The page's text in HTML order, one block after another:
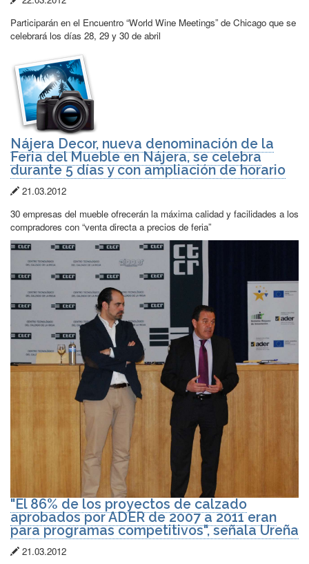
de
publicación:
Participarán en el Encuentro “World Wine Meetings” de Chicago que se
celebrará los días 28, 29 y 30 de abril
Nájera Decor, nueva denominación de la
Feria del Mueble en Nájera, se celebra
durante 5 días y con ampliación de horario
Fecha
publicación:
21.03.2012
30 empresas del mueble ofrecerán la máxima calidad y facilidades a los
compradores con “venta directa a precios de feria”
"El 86% de los proyectos de calzado
aprobados por ADER de 2007 a 2011 eran
para programas competitivos", señala Ureña
Fecha
21.03.2012